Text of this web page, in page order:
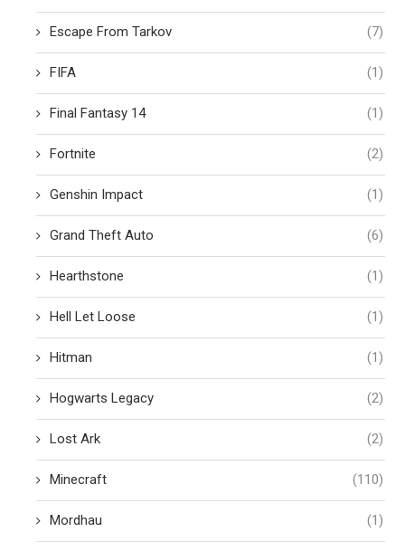
Escape From Tarkov (7)
FIFA (1)
Final Fantasy 14 (1)
Fortnite (2)
Genshin Impact (1)
Grand Theft Auto (6)
Hearthstone (1)
Hell Let Loose (1)
Hitman (1)
Hogwarts Legacy (2)
Lost Ark (2)
Minecraft (110)
Mordhau (1)